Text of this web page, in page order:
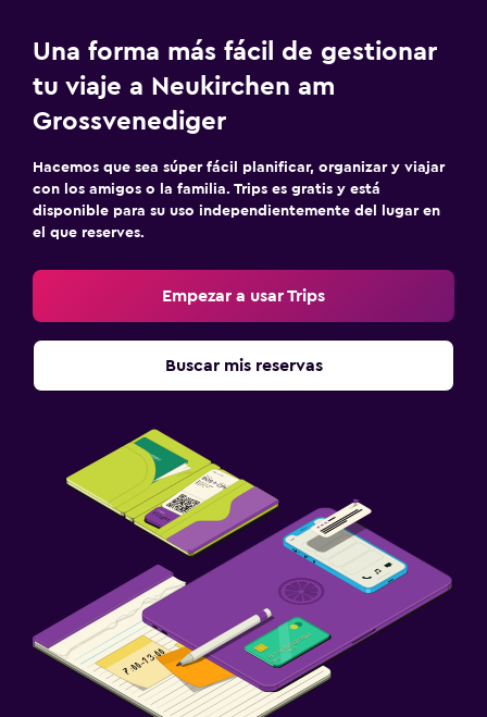
Una forma más fácil de gestionar
tu viaje a Neukirchen am
Grossvenediger
Hacemos que sea súper fácil planificar, organizar y viajar
con los amigos o la familia. Trips es gratis y está
disponible para su uso independientemente del lugar en
el que reserves.
Empezar a usar Trips
Buscar mis reservas